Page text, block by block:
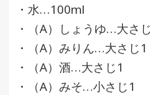
・水…100ml
・（A）しょうゆ…大さ
・（A）みりん…大さじ1
・（A）酒…大さじ1
・（A）みそ…小さじ1